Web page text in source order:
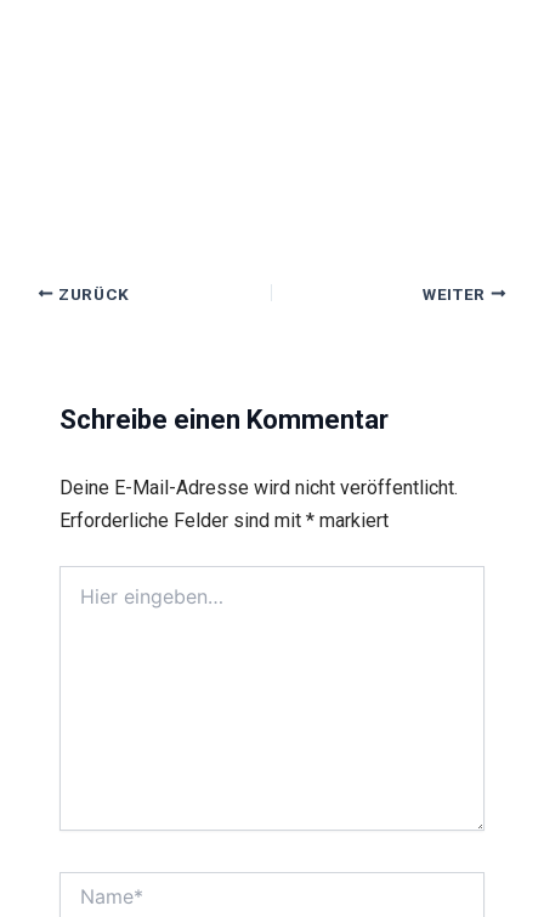
ZURÜCK WEITER
Schreibe einen Kommentar
Deine E-Mail-Adresse wird nicht veröffentlicht.
Erforderliche Felder sind mit *markiert
eingeben…